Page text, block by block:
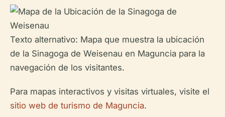
Texto alternativo: Mapa que muestra la ubicación
de la Sinagoga de Weisenau en Maguncia para la
navegación de los visitantes.
Para mapas interactivos y visitas virtuales, visite el
sitio web de turismo de Maguncia.